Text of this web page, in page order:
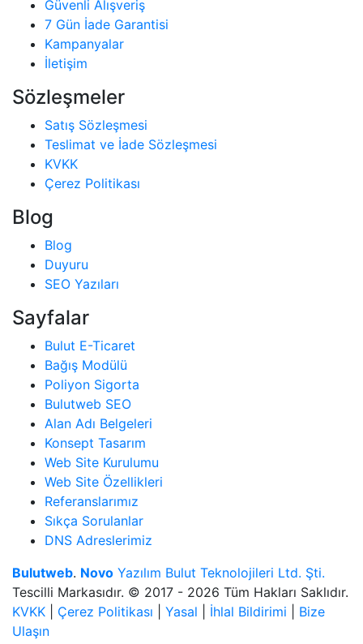
Güvenli Alışveriş
7 Gün İade Garantisi
Kampanyalar
İletişim
Sözleşmeler
Satış Sözleşmesi
Teslimat ve İade Sözleşmesi
KVKK
Çerez Politikası
Blog
Blog
Duyuru
SEO Yazıları
Sayfalar
Bulut E-Ticaret
Bağış Modülü
Poliyon Sigorta
Bulutweb SEO
Alan Adı Belgeleri
Konsept Tasarım
Web Site Kurulumu
Web Site Özellikleri
Referanslarımız
Sıkça Sorulanlar
DNS Adreslerimiz
Bulutweb. Novo Yazılım Bulut Teknolojileri Ltd. Şti.
Tescilli Markasıdır. © 2017 - 2026 Tüm Hakları Saklıdır.
KVKK
Çerez Politikası Yasal İhlal Bildirimi
Bize
Ulaşın